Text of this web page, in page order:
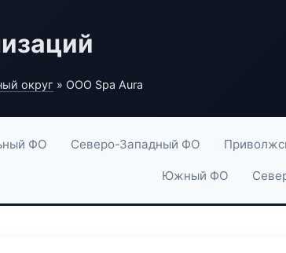
округ » ООО Spa Aura
ФО Северо-Западный ФО
Южный ФО